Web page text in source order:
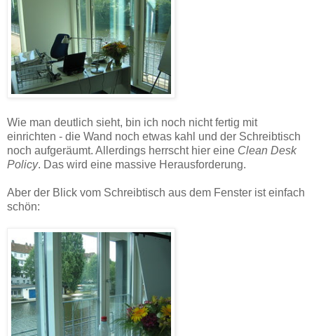
Wie man deutlich sieht, bin ich noch nicht fertig mit
einrichten - die Wand noch etwas kahl und der Schreibtisch
noch aufgeräumt. Allerdings herrscht hier eine Clean Desk
Policy. Das wird eine massive Herausforderung.
Aber der Blick vom Schreibtisch aus dem Fenster ist einfach
schön: